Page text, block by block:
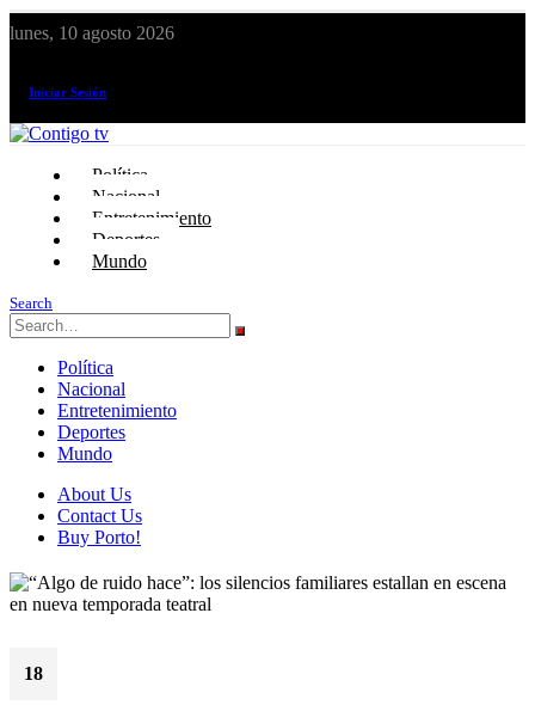
lunes, 10 agosto 2026
Iniciar Sesión
Política
Nacional
Entretenimiento
Deportes
Mundo
Search
Política
Nacional
Entretenimiento
Deportes
Mundo
About Us
Contact Us
Buy Porto!
18